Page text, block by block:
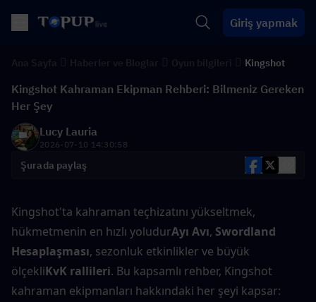
Giriş yapmak
Kingshot
Kingshot Kahraman Ekipman Rehberi: Bilmeniz Gereken
Her Şey
Lucy Lauria
2026-07-10 14:30:58
Şurada paylaş
Kingshot'ta kahraman teçhizatını yükseltmek,
hükmetmenin en hızlı yoludurAyı Avı, Swordland
Hesaplaşması, sezonluk etkinlikler ve büyük
ölçekliKvK rallileri. Bu kapsamlı rehber, Kingshot
kahraman ekipmanları hakkındaki her şeyi kapsar: